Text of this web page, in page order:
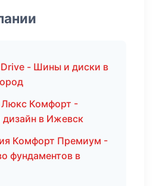
- Шины и диски в
Комфорт -
в Ижевск
Комфорт Премиум -
фундаментов в